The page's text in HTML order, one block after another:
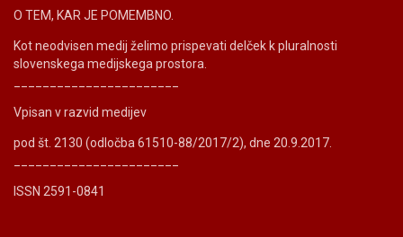
O TEM, KAR JE POMEMBNO.
Kot neodvisen medij želimo prispevati delček k pluralnosti
slovenskega medijskega prostora.
Vpisan v razvid medijev
pod št. 2130 (odločba 61510-88/2017/2), dne 20.9.2017.
ISSN 2591-0841